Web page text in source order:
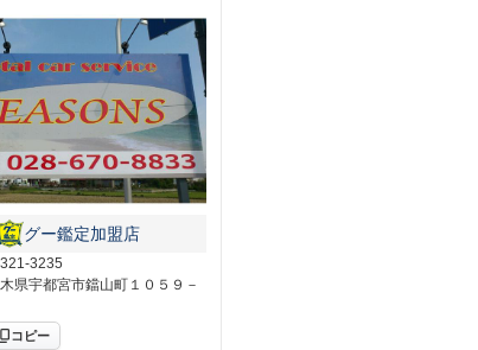
グー鑑定加盟店
3235
県宇都宮市鐺山町１０５９－
コピー